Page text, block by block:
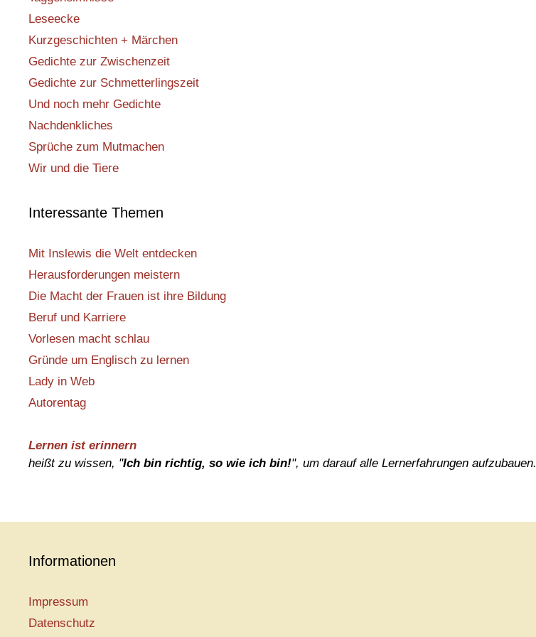
Leseecke
Kurzgeschichten + Märchen
Gedichte zur Zwischenzeit
Gedichte zur Schmetterlingszeit
Und noch mehr Gedichte
Nachdenkliches
Sprüche zum Mutmachen
Wir und die Tiere
Interessante Themen
Mit Inslewis die Welt entdecken
Herausforderungen meistern
Die Macht der Frauen ist ihre Bildung
Beruf und Karriere
Vorlesen macht schlau
Gründe um Englisch zu lernen
Lady in Web
Autorentag
Lernen ist erinnern
heißt zu wissen, "Ich bin richtig, so wie ich bin!", um darauf alle Lernerfahrungen aufzubauen.
Informationen
Impressum
Datenschutz